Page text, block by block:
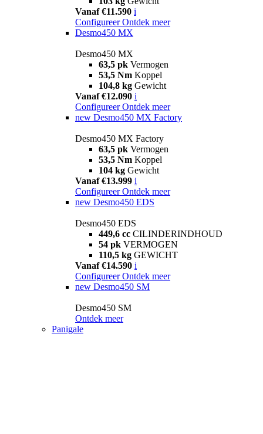
Vanaf €11.590 i
Configureer Ontdek meer
Desmo450 MX
Desmo450 MX
63,5 pk Vermogen
53,5 Nm Koppel
104,8 kg Gewicht
Vanaf €12.090 i
Configureer Ontdek meer
new Desmo450 MX Factory
Desmo450 MX Factory
63,5 pk Vermogen
53,5 Nm Koppel
104 kg Gewicht
Vanaf €13.999 i
Configureer Ontdek meer
new Desmo450 EDS
Desmo450 EDS
449,6 cc CILINDERINDHOUD
54 pk VERMOGEN
110,5 kg GEWICHT
Vanaf €14.590 i
Configureer Ontdek meer
new Desmo450 SM
Desmo450 SM
Ontdek meer
Panigale